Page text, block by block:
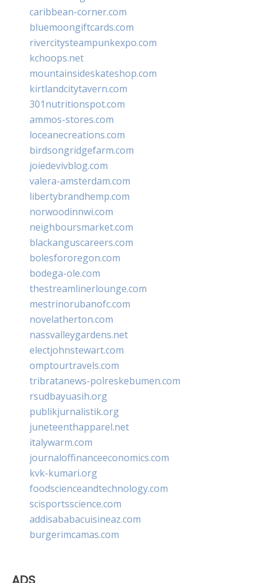
caribbean-corner.com
bluemoongiftcards.com
rivercitysteampunkexpo.com
kchoops.net
mountainsideskateshop.com
kirtlandcitytavern.com
301nutritionspot.com
ammos-stores.com
loceanecreations.com
birdsongridgefarm.com
joiedevivblog.com
valera-amsterdam.com
libertybrandhemp.com
norwoodinnwi.com
neighboursmarket.com
blackanguscareers.com
bolesfororegon.com
bodega-ole.com
thestreamlinerlounge.com
mestrinorubanofc.com
novelatherton.com
nassvalleygardens.net
electjohnstewart.com
omptourtravels.com
tribratanews-polreskebumen.com
rsudbayuasih.org
publikjurnalistik.org
juneteenthapparel.net
italywarm.com
journaloffinanceeconomics.com
kvk-kumari.org
foodscienceandtechnology.com
scisportsscience.com
addisababacuisineaz.com
burgerimcamas.com